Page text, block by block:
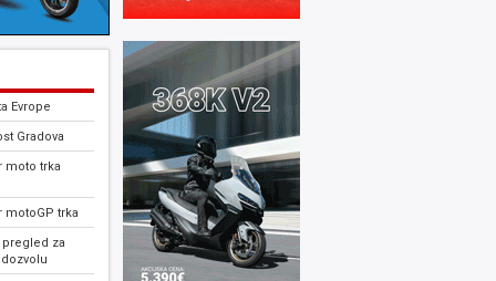
Evrope
Gradova
moto trka
motoGP trka
za